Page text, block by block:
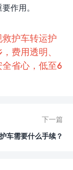
作用。
护车转运护
费用透明、
省心，低至6
下一篇
车需要什么手续？